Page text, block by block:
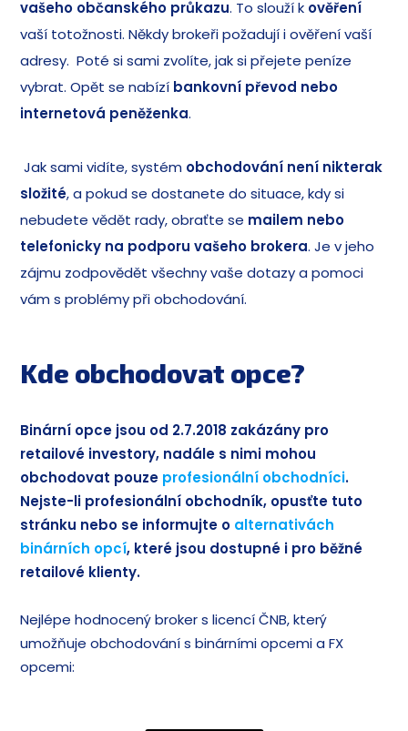
vašeho občanského průkazu. To slouží k ověření
vaší totožnosti. Někdy brokeři požadují i ověření vaší
adresy. Poté si sami zvolíte, jak si přejete peníze
vybrat. Opět se nabízí bankovní převod nebo
internetová peněženka.
Jak sami vidíte, systém obchodování není nikterak
složité, a pokud se dostanete do situace, kdy si
nebudete vědět rady, obraťte se mailem nebo
telefonicky na podporu vašeho brokera. Je v jeho
zájmu zodpovědět všechny vaše dotazy a pomoci
vám s problémy při obchodování.
Kde obchodovat opce?
Binární opce jsou od 2.7.2018 zakázány pro
retailové investory, nadále s nimi mohou
obchodovat pouze profesionální obchodníci.
Nejste-li profesionální obchodník, opusťte tuto
stránku nebo se informujte o alternativách
binárních opcí, které jsou dostupné i pro běžné
retailové klienty.
Nejlépe hodnocený broker s licencí ČNB, který
umožňuje obchodování s binárními opcemi a FX
opcemi: